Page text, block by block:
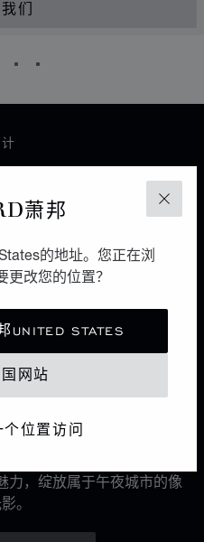
关闭
萧邦
的地址。您正在浏
改您的位置？
UNITED STATES
网站
位置访问
们
4 5 6
SLIDE 7
TO SLIDE 8
GO TO SLIDE 9
GO TO SLIDE 10
象
极简风格的图形，立方体
，它区别于各种珠宝设计流
。
拉·哈迪德
琢
着Chopard萧邦标志性Ice
力，绽放属于午夜城市的像
。